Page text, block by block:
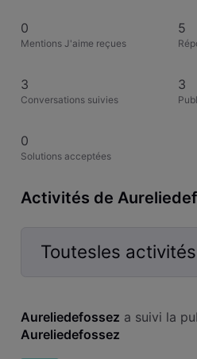
0
Mentions J'aime reçues
5
3
Conversations suivies
3
0
Solutions acceptées
Activités de
Toutesles activités
activités
Aureliedefossez a suivi la
Aureliedefossez